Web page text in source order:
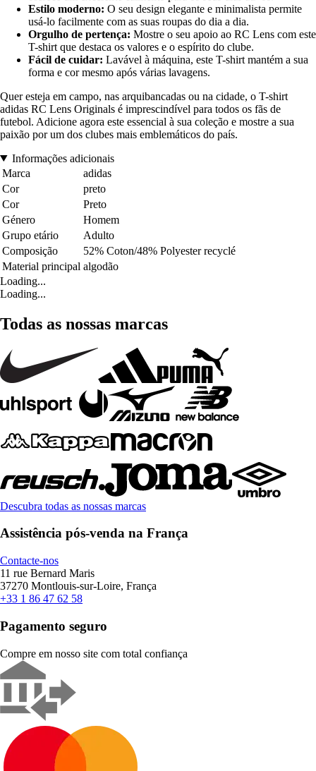
Estilo moderno: O seu design elegante e minimalista permite
usá-lo facilmente com as suas roupas do dia a dia.
Orgulho de pertença: Mostre o seu apoio ao RC Lens com este
T-shirt que destaca os valores e o espírito do clube.
Fácil de cuidar: Lavável à máquina, este T-shirt mantém a sua
forma e cor mesmo após várias lavagens.
Quer esteja em campo, nas arquibancadas ou na cidade, o T-shirt
adidas RC Lens Originals é imprescindível para todos os fãs de
futebol. Adicione agora este essencial à sua coleção e mostre a sua
paixão por um dos clubes mais emblemáticos do país.
Informações adicionais
Marca
adidas
Cor
preto
Cor
Preto
Género
Homem
Grupo etário
Adulto
Composição
52% Coton/48% Polyester recyclé
Material principal algodão
Loading...
Loading...
Todas as nossas marcas
Descubra todas as nossas marcas
Assistência pós-venda na França
Contacte-nos
11 rue Bernard Maris
37270 Montlouis-sur-Loire, França
+33 1 86 47 62 58
Pagamento seguro
Compre em nosso site com total confiança